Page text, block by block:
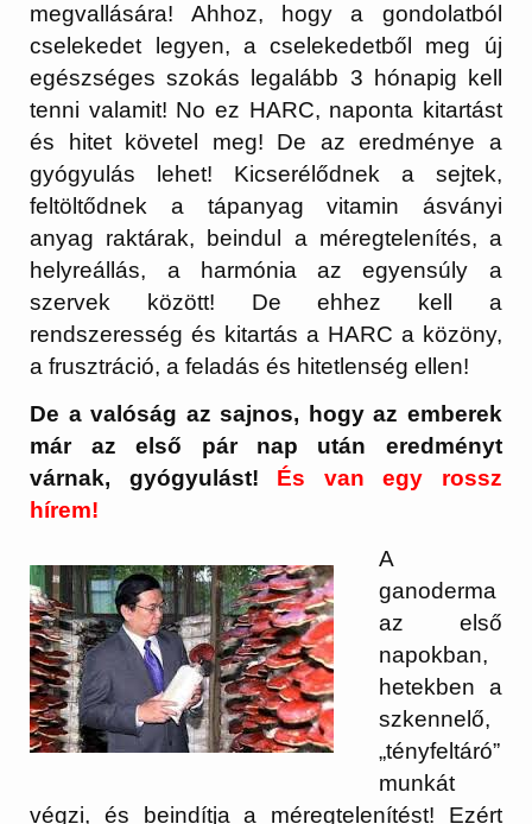
megvallására! Ahhoz, hogy a gondolatból
cselekedet legyen, a cselekedetből meg új
egészséges szokás legalább 3 hónapig kell
tenni valamit! No ez HARC, naponta kitartást
és hitet követel meg! De az eredménye a
gyógyulás lehet! Kicserélődnek a sejtek,
feltöltődnek a tápanyag vitamin ásványi
anyag raktárak, beindul a méregtelenítés, a
helyreállás, a harmónia az egyensúly a
szervek között! De ehhez kell a
rendszeresség és kitartás a HARC a közöny,
a frusztráció, a feladás és hitetlenség ellen!
De a valóság az sajnos, hogy az emberek
már az első pár nap után eredményt
várnak, gyógyulást!
És van egy rossz
hírem!
A
ganoderma
az első
napokban,
hetekben a
szkennelő,
„tényfeltáró”
munkát
végzi, és beindítja a méregtelenítést! Ezért